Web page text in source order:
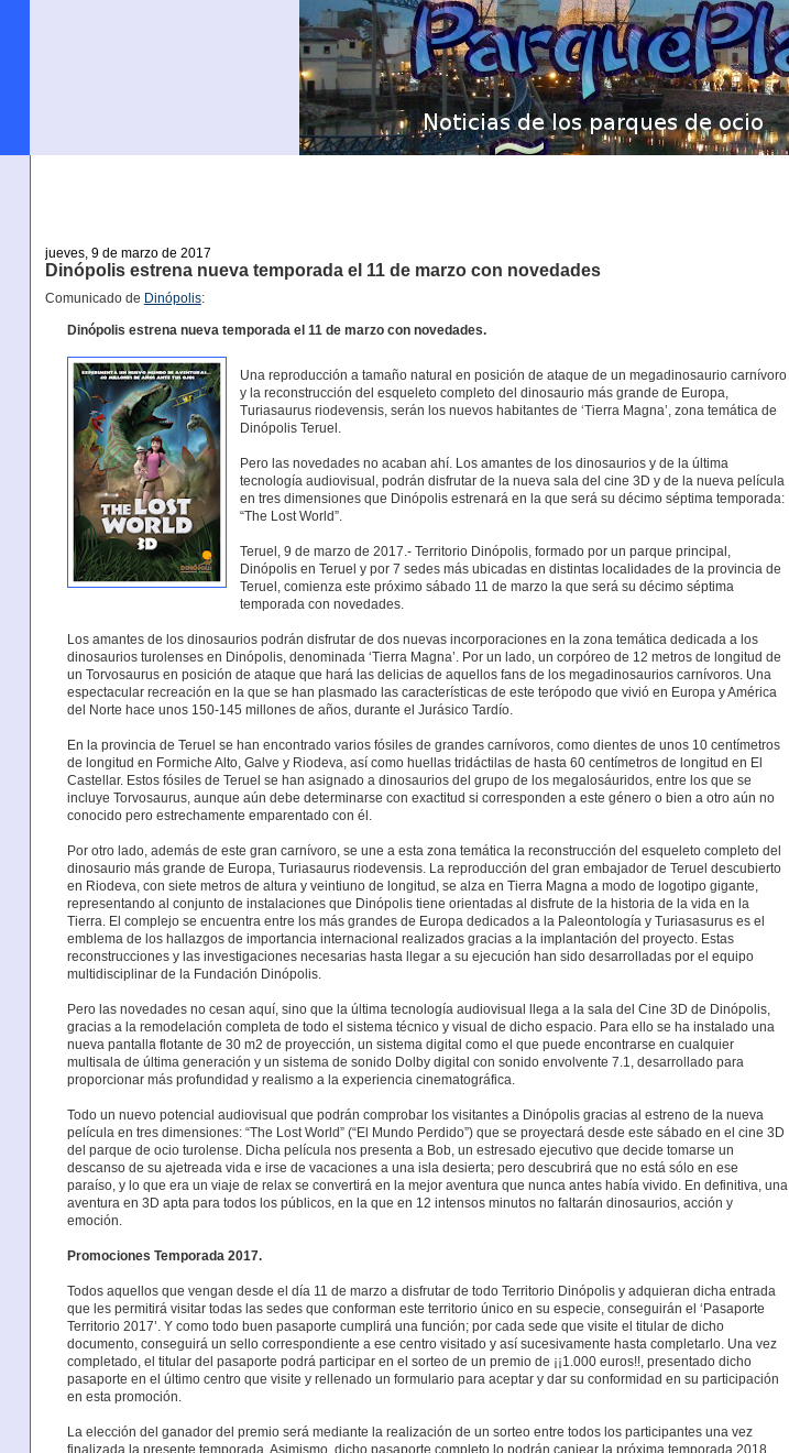
jueves, 9 de marzo de 2017
Dinópolis estrena nueva temporada el 11 de marzo con novedades
Comunicado de Dinópolis:
Dinópolis estrena nueva temporada el 11 de marzo con novedades.
Una reproducción a tamaño natural en posición de ataque de un megadinosaurio carnívoro
y la reconstrucción del esqueleto completo del dinosaurio más grande de Europa,
Turiasaurus riodevensis, serán los nuevos habitantes de ‘Tierra Magna’, zona temática de
Dinópolis Teruel.
Pero las novedades no acaban ahí. Los amantes de los dinosaurios y de la última
tecnología audiovisual, podrán disfrutar de la nueva sala del cine 3D y de la nueva película
en tres dimensiones que Dinópolis estrenará en la que será su décimo séptima temporada:
“The Lost World”.
Teruel, 9 de marzo de 2017.- Territorio Dinópolis, formado por un parque principal,
Dinópolis en Teruel y por 7 sedes más ubicadas en distintas localidades de la provincia de
Teruel, comienza este próximo sábado 11 de marzo la que será su décimo séptima
temporada con novedades.
Los amantes de los dinosaurios podrán disfrutar de dos nuevas incorporaciones en la zona temática dedicada a los
dinosaurios turolenses en Dinópolis, denominada ‘Tierra Magna’. Por un lado, un corpóreo de 12 metros de longitud de
un Torvosaurus en posición de ataque que hará las delicias de aquellos fans de los megadinosaurios carnívoros. Una
espectacular recreación en la que se han plasmado las características de este terópodo que vivió en Europa y América
del Norte hace unos 150-145 millones de años, durante el Jurásico Tardío.
En la provincia de Teruel se han encontrado varios fósiles de grandes carnívoros, como dientes de unos 10 centímetros
de longitud en Formiche Alto, Galve y Riodeva, así como huellas tridáctilas de hasta 60 centímetros de longitud en El
Castellar. Estos fósiles de Teruel se han asignado a dinosaurios del grupo de los megalosáuridos, entre los que se
incluye Torvosaurus, aunque aún debe determinarse con exactitud si corresponden a este género o bien a otro aún no
conocido pero estrechamente emparentado con él.
Por otro lado, además de este gran carnívoro, se une a esta zona temática la reconstrucción del esqueleto completo del
dinosaurio más grande de Europa, Turiasaurus riodevensis. La reproducción del gran embajador de Teruel descubierto
en Riodeva, con siete metros de altura y veintiuno de longitud, se alza en Tierra Magna a modo de logotipo gigante,
representando al conjunto de instalaciones que Dinópolis tiene orientadas al disfrute de la historia de la vida en la
Tierra. El complejo se encuentra entre los más grandes de Europa dedicados a la Paleontología y Turiasasurus es el
emblema de los hallazgos de importancia internacional realizados gracias a la implantación del proyecto. Estas
reconstrucciones y las investigaciones necesarias hasta llegar a su ejecución han sido desarrolladas por el equipo
multidisciplinar de la Fundación Dinópolis.
Pero las novedades no cesan aquí, sino que la última tecnología audiovisual llega a la sala del Cine 3D de Dinópolis,
gracias a la remodelación completa de todo el sistema técnico y visual de dicho espacio. Para ello se ha instalado una
nueva pantalla flotante de 30 m2 de proyección, un sistema digital como el que puede encontrarse en cualquier
multisala de última generación y un sistema de sonido Dolby digital con sonido envolvente 7.1, desarrollado para
proporcionar más profundidad y realismo a la experiencia cinematográfica.
Todo un nuevo potencial audiovisual que podrán comprobar los visitantes a Dinópolis gracias al estreno de la nueva
película en tres dimensiones: “The Lost World” (“El Mundo Perdido”) que se proyectará desde este sábado en el cine 3D
del parque de ocio turolense. Dicha película nos presenta a Bob, un estresado ejecutivo que decide tomarse un
descanso de su ajetreada vida e irse de vacaciones a una isla desierta; pero descubrirá que no está sólo en ese
paraíso, y lo que era un viaje de relax se convertirá en la mejor aventura que nunca antes había vivido. En definitiva, una
aventura en 3D apta para todos los públicos, en la que en 12 intensos minutos no faltarán dinosaurios, acción y
emoción.
Promociones Temporada 2017.
Todos aquellos que vengan desde el día 11 de marzo a disfrutar de todo Territorio Dinópolis y adquieran dicha entrada
que les permitirá visitar todas las sedes que conforman este territorio único en su especie, conseguirán el ‘Pasaporte
Territorio 2017’. Y como todo buen pasaporte cumplirá una función; por cada sede que visite el titular de dicho
documento, conseguirá un sello correspondiente a ese centro visitado y así sucesivamente hasta completarlo. Una vez
completado, el titular del pasaporte podrá participar en el sorteo de un premio de ¡¡1.000 euros!!, presentado dicho
pasaporte en el último centro que visite y rellenado un formulario para aceptar y dar su conformidad en su participación
en esta promoción.
La elección del ganador del premio será mediante la realización de un sorteo entre todos los participantes una vez
finalizada la presente temporada. Asimismo, dicho pasaporte completo lo podrán canjear la próxima temporada 2018